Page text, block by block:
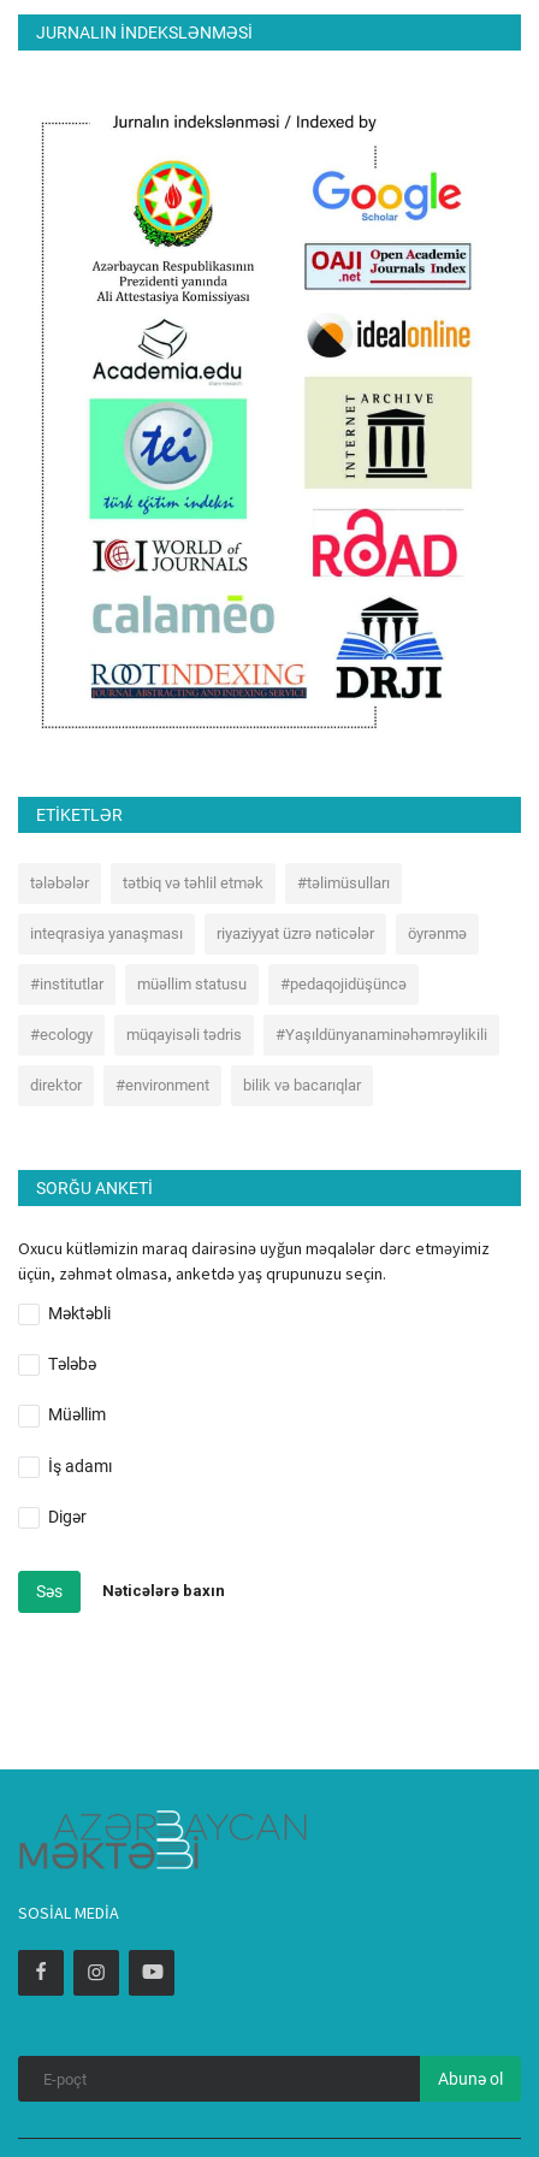
ƏLAQƏ
Azerbaijani English
JURNALIN INDEKSLƏNMƏSI
ETIKETLƏR
tələbələr tətbiq və təhlil etmək #təlimüsulları
inteqrasiya yanaşması riyaziyyat üzrə nəticələr öyrənmə
#institutlar müəllim statusu #pedaqojidüşüncə
#ecology müqayisəli tədris #Yaşıldünyanaminəhəmrəylikili
direktor #environment bilik və bacarıqlar
SORĞU ANKETI
Oxucu kütləmizin maraq dairəsinə uyğun məqalələr dərc etməyimiz
üçün, zəhmət olmasa, anketdə yaş qrupunuzu seçin.
Məktəbli
Tələbə
Müəllim
İş adamı
Digər
Səs Nəticələrə baxın
SOSIAL MEDIA
Abunə ol